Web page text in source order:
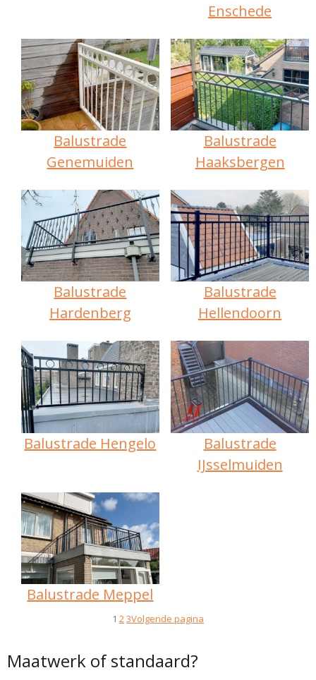
Enschede
Balustrade
Genemuiden
Balustrade
Haaksbergen
Balustrade
Hardenberg
Balustrade
Hellendoorn
Balustrade Hengelo
Balustrade
IJsselmuiden
Balustrade Meppel
1 23Volgende pagina
Maatwerk of standaard?